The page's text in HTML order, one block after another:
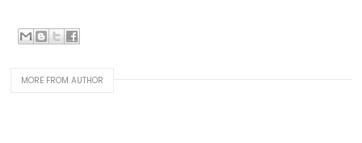
MORE FROM AUTHOR